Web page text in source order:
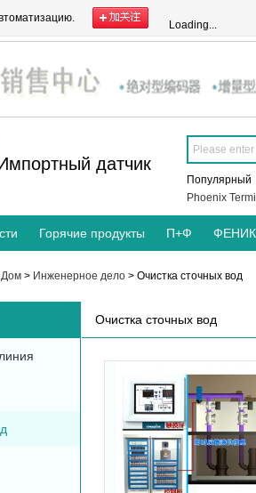
Loading...
датчик
Популярный
Phoenix
Горячие продукты П+Ф
Дом > Инженерное дело > Очистка сточных вод
Очистка сточных вод